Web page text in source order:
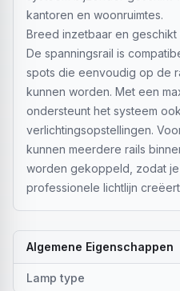
kantoren en woonruimtes.
Breed inzetbaar en
De spanningsrail is
spots die eenvoudig op de
kunnen worden. Met een
ondersteunt het systeem
verlichtingsopstellingen.
kunnen meerdere rails
worden gekoppeld, zodat
professionele lichtlijn
Algemene Eigenschappen
Lamp type